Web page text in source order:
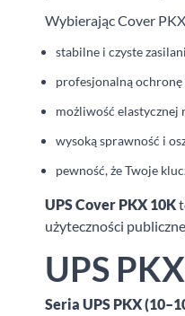
Wybierając Cover
stabilne i czyste
profesjonalną
możliwość elastycznej
wysoką sprawność i
pewność, że Twoje
UPS Cover PKX 10K
użyteczności
UPS
Seria UPS PKX